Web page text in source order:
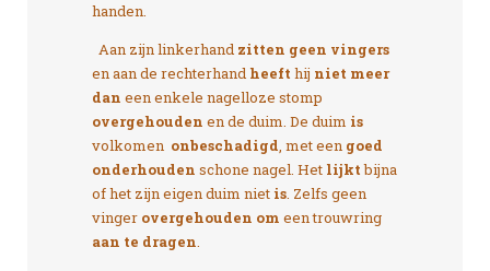
handen.
Aan zijn linkerhand zitten geen vingers
en aan de rechterhand heeft hij niet meer
dan een enkele nagelloze stomp
overgehouden en de duim. De duim is
volkomen onbeschadigd, met een goed
onderhouden schone nagel. Het lijktbijna
of het zijn eigen duim niet is. Zelfs geen
vinger overgehouden om een trouwring
aan te dragen.